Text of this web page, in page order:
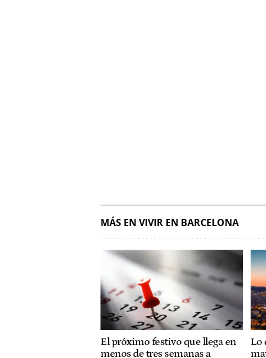
MÁS EN VIVIR EN BARCELONA
El próximo festivo que llega en
menos de tres semanas a
Lo